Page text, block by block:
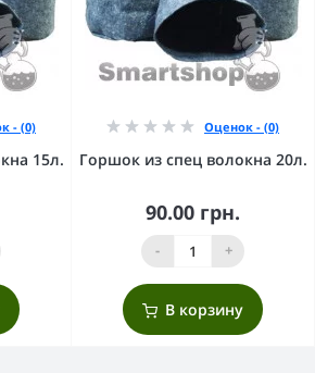
- (0)
15л.
Оценок - (0)
Горшок из спец волокна 20л.
90.00 грн.
- +
В корзину